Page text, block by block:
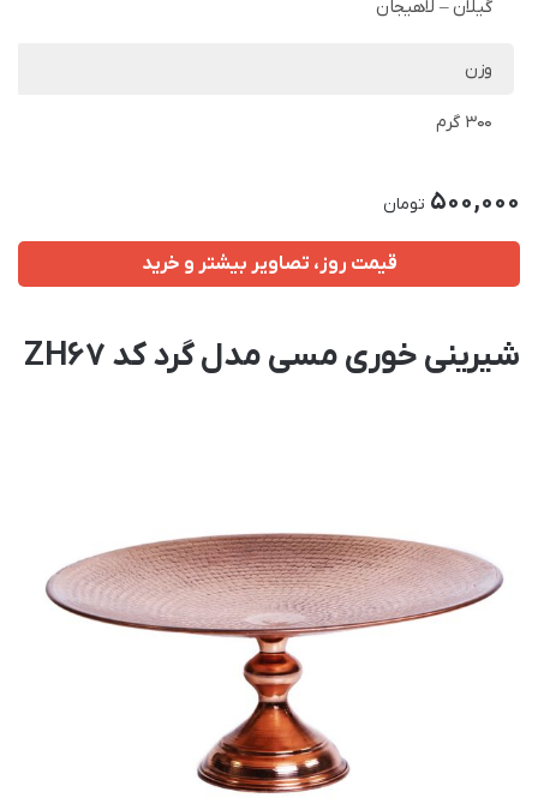
گیلان – لاهیجان
وزن
300 گرم
500,000 تومان
قیمت روز، تصاویر بیشتر و خرید
شیرینی خوری مسی مدل گرد کد ZH67